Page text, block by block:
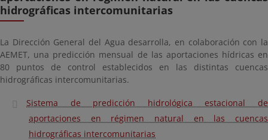
hidrográficas intercomunitarias
La Dirección General del Agua desarrolla, en colaboración con la
AEMET, una predicción mensual de las aportaciones hídricas en
80 puntos de control establecidos en las distintas cuencas
hidrográficas intercomunitarias.
Sistema de predicción hidrológica estacional de
aportaciones en régimen natural en las cuencas
hidrográficas intercomunitarias